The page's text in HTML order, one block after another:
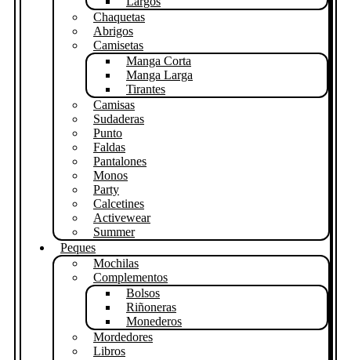
Chaquetas
Abrigos
Camisetas
Manga Corta
Manga Larga
Tirantes
Camisas
Sudaderas
Punto
Faldas
Pantalones
Monos
Party
Calcetines
Activewear
Summer
Peques
Mochilas
Complementos
Bolsos
Riñoneras
Monederos
Mordedores
Libros